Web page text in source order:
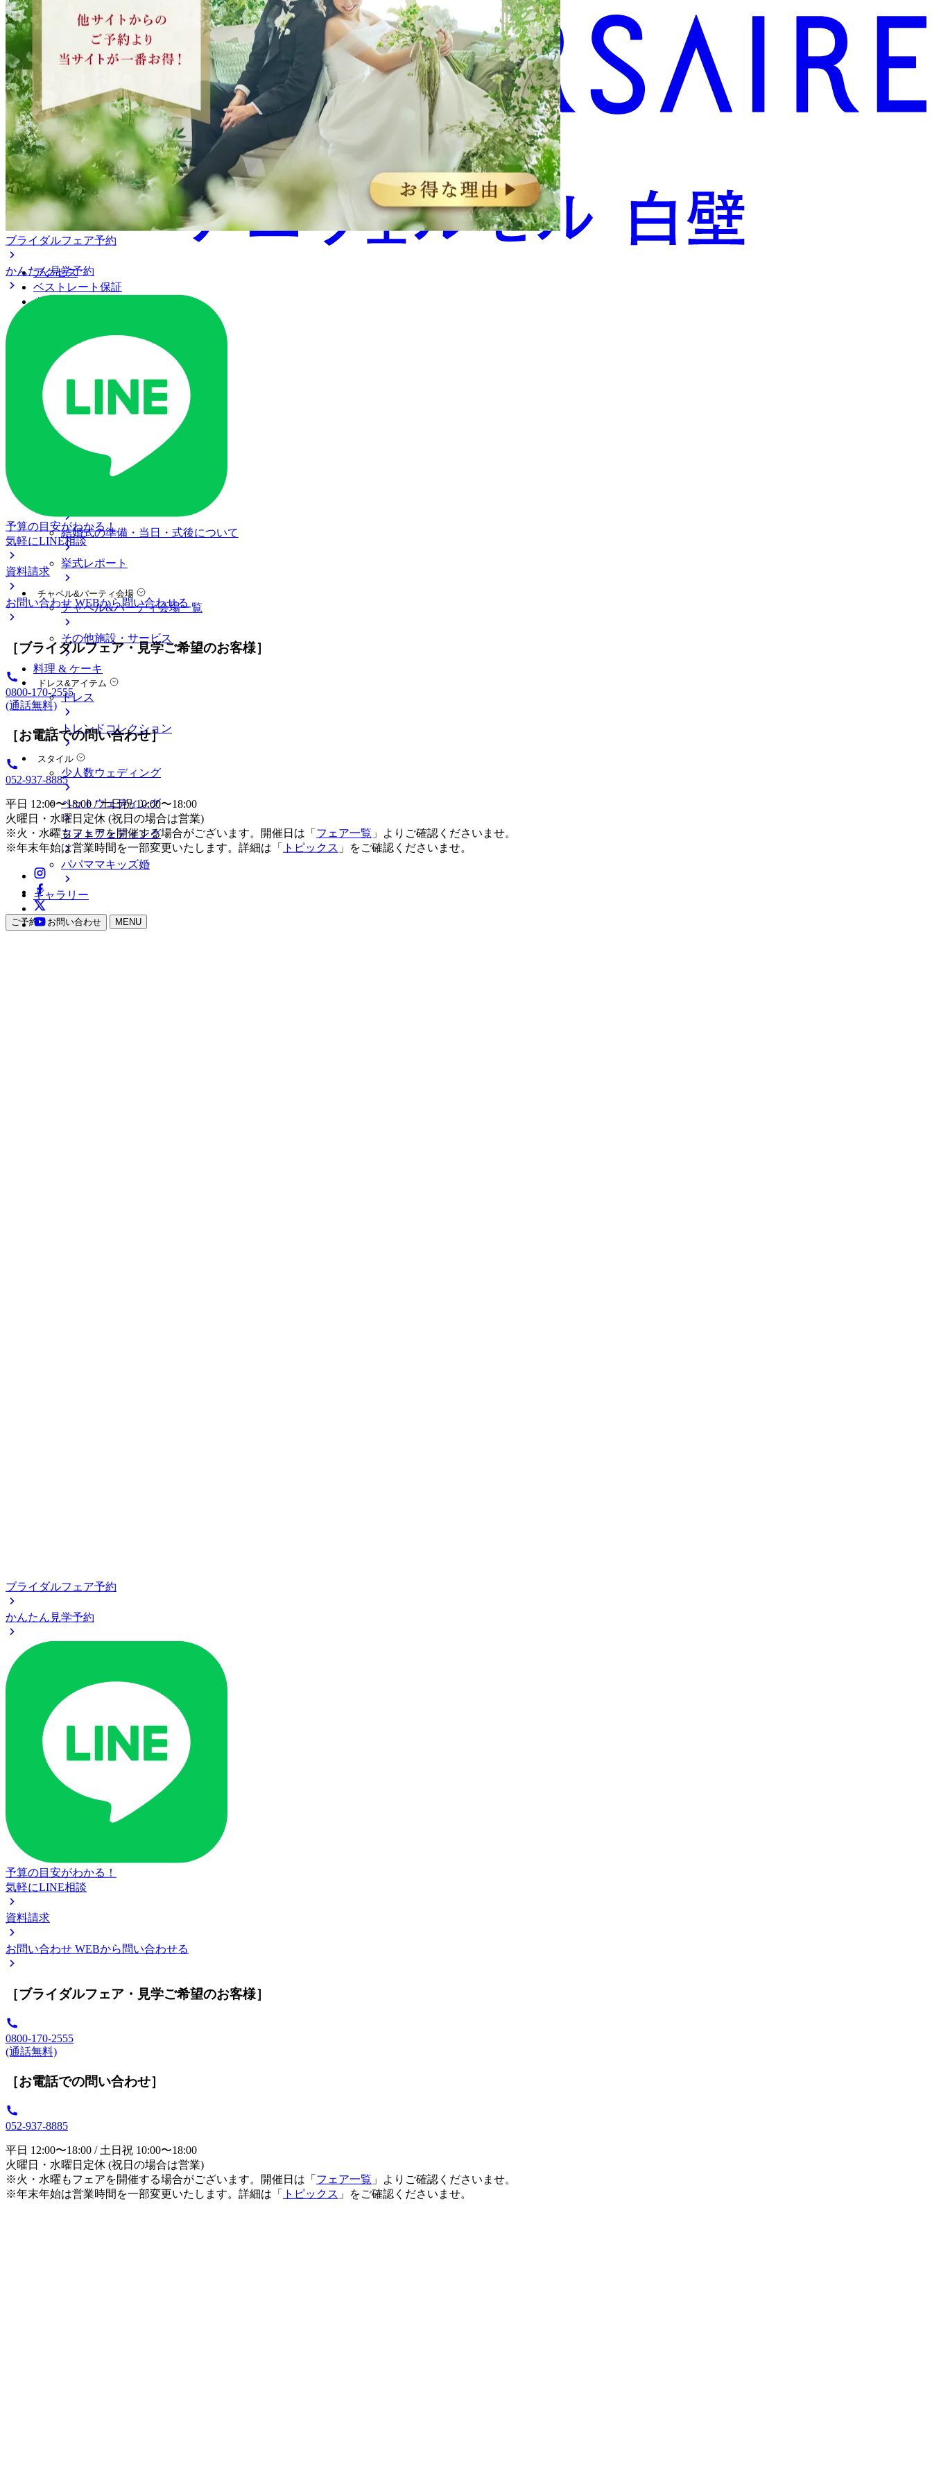
アクセス
ベストレート保証
よくあるご質問
ご予約・お問い合わせ
ブライダルフェア
ブライダルフェア一覧
ブライダルフェアの基礎知識
結婚式の準備・当日・式後について
挙式レポート
チャペル&パーティ会場
チャペル&パーティ会場一覧
その他施設・サービス
料理 & ケーキ
ドレス&アイテム
ドレス
トレンドコレクション
スタイル
少人数ウェディング
ペットウェディング
フォトウェディング
パパママキッズ婚
ギャラリー
ご予約・お問い合わせ MENU
ブライダルフェア予約
かんたん見学予約
予算の目安がわかる！
気軽にLINE相談
資料請求
お問い合わせ WEBから問い合わせる
［ブライダルフェア・見学ご希望のお客様］
0800-170-2555
(通話無料)
［お電話での問い合わせ］
052-937-8885
平日 12:00〜18:00 / 土日祝 10:00〜18:00
火曜日・水曜日定休 (祝日の場合は営業)
※火・水曜もフェアを開催する場合がございます。開催日は「 フェア一覧 」よりご確認くださいませ。
※年末年始は営業時間を一部変更いたします。詳細は「
トピックス 」をご確認くださいませ。
ブライダルフェア予約
かんたん見学予約
予算の目安がわかる！
気軽にLINE相談
資料請求
お問い合わせ WEBから問い合わせる
［ブライダルフェア・見学ご希望のお客様］
0800-170-2555
(通話無料)
［お電話での問い合わせ］
052-937-8885
平日 12:00〜18:00 / 土日祝 10:00〜18:00
火曜日・水曜日定休 (祝日の場合は営業)
※火・水曜もフェアを開催する場合がございます。開催日は「 フェア一覧 」よりご確認くださいませ。
※年末年始は営業時間を一部変更いたします。詳細は「
トピックス 」をご確認くださいませ。